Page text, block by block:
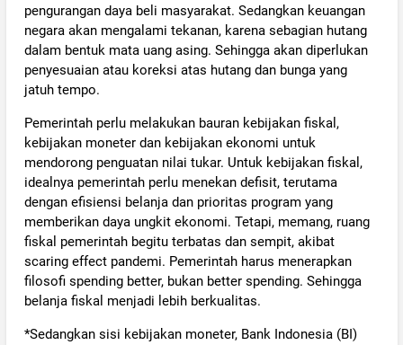
pengurangan daya beli masyarakat. Sedangkan keuangan
negara akan mengalami tekanan, karena sebagian hutang
dalam bentuk mata uang asing. Sehingga akan diperlukan
penyesuaian atau koreksi atas hutang dan bunga yang
jatuh tempo.
Pemerintah perlu melakukan bauran kebijakan fiskal,
kebijakan moneter dan kebijakan ekonomi untuk
mendorong penguatan nilai tukar. Untuk kebijakan fiskal,
idealnya pemerintah perlu menekan defisit, terutama
dengan efisiensi belanja dan prioritas program yang
memberikan daya ungkit ekonomi. Tetapi, memang, ruang
fiskal pemerintah begitu terbatas dan sempit, akibat
scaring effect pandemi. Pemerintah harus menerapkan
filosofi spending better, bukan better spending. Sehingga
belanja fiskal menjadi lebih berkualitas.
*Sedangkan sisi kebijakan moneter, Bank Indonesia (BI)